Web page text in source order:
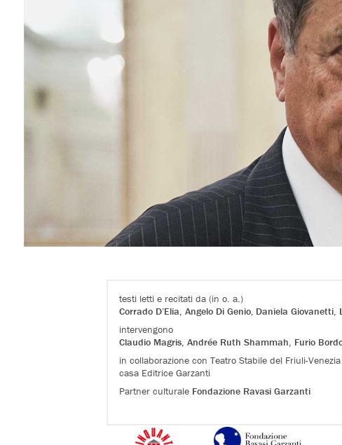
testi letti e recitati da (in o. a.)
Corrado D’Elia,Angelo Di Genio, Daniela Giovanetti,
intervengono
Claudio Magris,Andrée Ruth Shammah, Furio
in collaborazione con Teatro Stabile del Friuli-
casa Editrice Garzanti
Partner culturale Fondazione Ravasi Garzanti